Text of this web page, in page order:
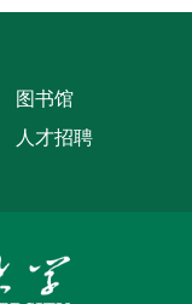
图书馆
人才招聘